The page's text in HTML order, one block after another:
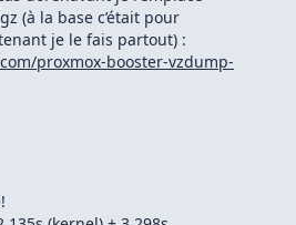
(à la base c’était pour
je le fais partout) :
proxmox-booster-vzdump-